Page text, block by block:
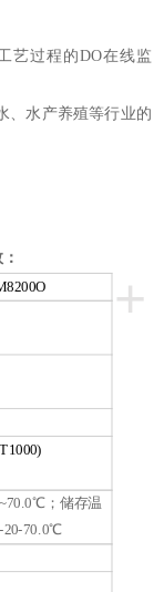
艺过程的DO在线监
、水产养殖等行业的
+
；储存温
20-70.0℃